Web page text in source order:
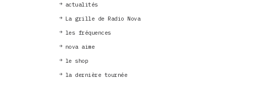
actualités
La grille de Radio Nova
les fréquences
nova aime
le shop
la dernière tournée